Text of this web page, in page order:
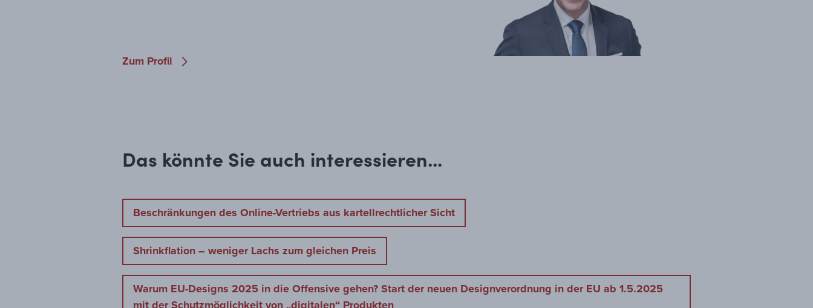
Zum Profil
Das könnte Sie auch interessieren...
Beschränkungen des Online-Vertriebs aus kartellrechtlicher Sicht
Shrinkflation – weniger Lachs zum gleichen Preis
Warum EU-Designs 2025 in die Offensive gehen? Start der neuen Designverordnung in der EU ab 1.5.2025